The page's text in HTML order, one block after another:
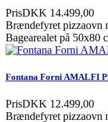
PrisDKK 14.499,00
Brændefyret pizzaovn
Bagearealet på 50x80
Fontana Forni AMALFI
PrisDKK 12.499,00
Brændefyret pizzaovn